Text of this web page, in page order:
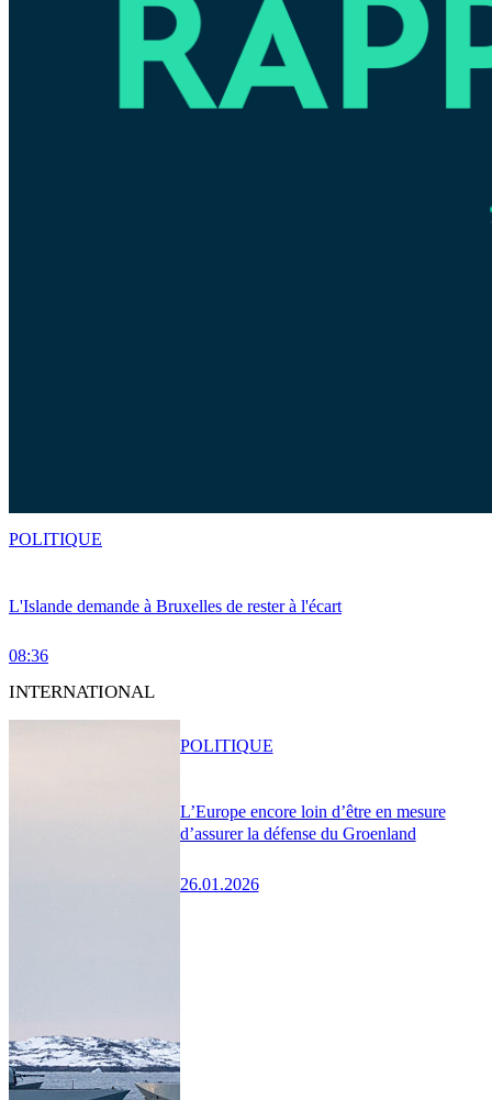
L'Islande demande à Bruxelles de rester à l'écart
08:36
POLITIQUE
INTERNATIONAL
L’Europe encore loin d’être en mesure
d’assurer la défense du Groenland
26.01.2026
POLITIQUE